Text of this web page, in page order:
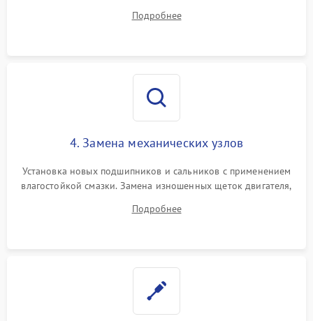
Восстановление целостности проводки и контактов.
Подробнее
4. Замена механических узлов
Установка новых подшипников и сальников с применением
влагостойкой смазки. Замена изношенных щеток двигателя,
или поврежденной резиновой манжеты.
Подробнее